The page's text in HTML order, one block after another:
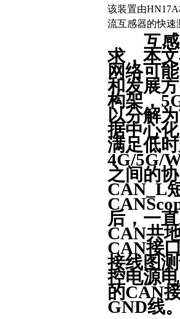
该装置由HN17A
流互感器的快速
互
求，本
网络可
和发展
构架，
以分解
据中心
满足低
4G/5G/
之间的
CAN_L
后，一
CAN共
CAN接
接线图
控电源
的CAN
GND线